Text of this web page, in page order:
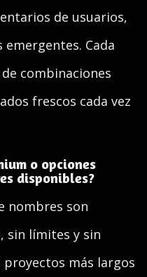
de usuarios,
Cada
combinaciones
frescos cada vez
o opciones
disponibles?
nombres son
sin límites y sin
proyectos más largos